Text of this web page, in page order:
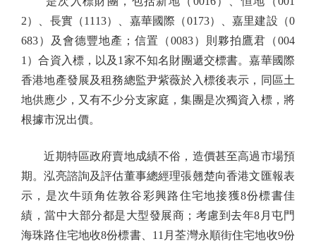
2）、長實（1113）、嘉華國際（0173）、嘉里建設（0
683）及會德豐地產；信置（0083）則夥拍鷹君（004
1）合資入標，以及1家不知名財團遞交標書。嘉華國際
香港地產發展及租務總監尹紫薇於入標後表示，同區土
地供應少，又有不少分支家庭，集團是次獨資入標，將
根據市況出價。
近期特區政府賣地成績不俗，造價甚至高過市場預
期。泓亮諮詢及評估董事總經理張翹楚向香港文匯報表
示，是次牛頭角佐敦谷彩興路住宅地接獲8份標書佳
績，當中大部分都是大型發展商；考慮到去年8月屯門
海珠路住宅地收8份標書、11月荃灣永順街住宅地收9份